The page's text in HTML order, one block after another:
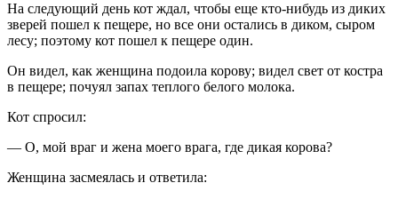
На следующий день кот ждал, чтобы еще кто-нибудь из диких
зверей пошел к пещере, но все они остались в диком, сыром
лесу; поэтому кот пошел к пещере один.
Он видел, как женщина подоила корову; видел свет от костра
в пещере; почуял запах теплого белого молока.
Кот спросил:
— О, мой враг и жена моего врага, где дикая корова?
Женщина засмеялась и ответила: